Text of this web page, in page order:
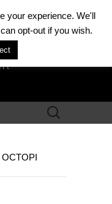
Rechercher :
your experience. We'll
opt-out if you wish.